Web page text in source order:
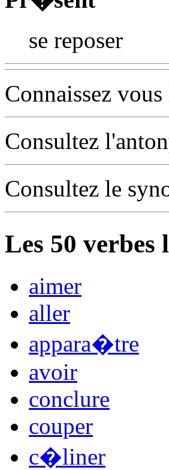
se reposer
Connaissez
Consultez
Consultez le
Les 50 verbes
aimer
aller
appara�tre
avoir
conclure
couper
c�liner